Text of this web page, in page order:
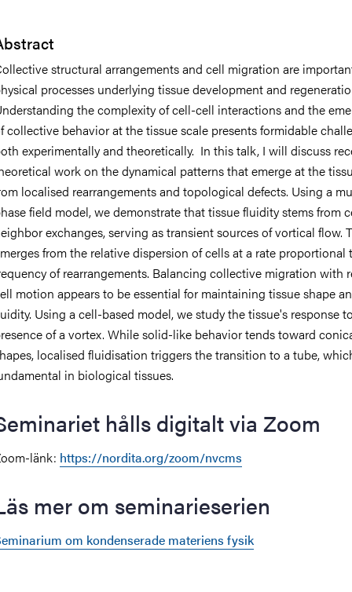
structural arrangements and cell migration are
processes underlying tissue development and
the complexity of cell-cell interactions and the
collective behavior at the tissue scale presents formidable
experimentally and theoretically. In this talk, I will discuss
work on the dynamical patterns that emerge at the
localised rearrangements and topological defects. Using a
field model, we demonstrate that tissue fluidity stems from
exchanges, serving as transient sources of vortical flow.
from the relative dispersion of cells at a rate proportional
of rearrangements. Balancing collective migration with
motion appears to be essential for maintaining tissue shape
Using a cell-based model, we study the tissue's response
of a vortex. While solid-like behavior tends toward
localised fluidisation triggers the transition to a tube,
in biological tissues.
hålls digitalt via Zoom
länk: https://nordita.org/zoom/nvcms
mer om seminarieserien
om kondenserade materiens fysik